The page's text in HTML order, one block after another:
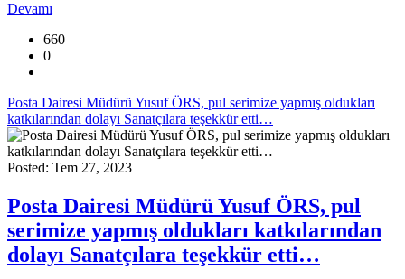
Devamı
660
0
Posta Dairesi Müdürü Yusuf ÖRS, pul serimize yapmış oldukları
katkılarından dolayı Sanatçılara teşekkür etti…
Posted: Tem 27, 2023
Posta Dairesi Müdürü Yusuf ÖRS, pul
serimize yapmış oldukları katkılarından
dolayı Sanatçılara teşekkür etti…